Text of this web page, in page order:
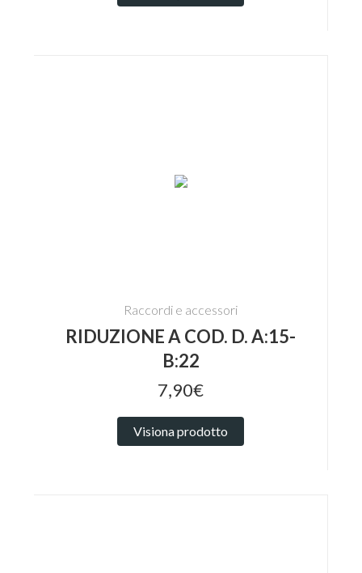
Raccordi e accessori
RIDUZIONE A COD. D. A:15-
B:22
7,90€
Visiona prodotto